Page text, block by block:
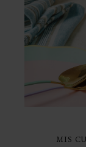
MIS